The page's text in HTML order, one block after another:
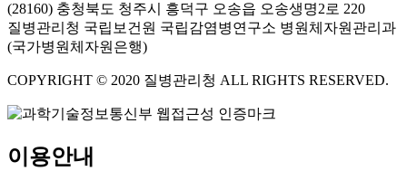
(28160) 충청북도 청주시 흥덕구 오송읍 오송생명2로 220
질병관리청 국립보건원 국립감염병연구소 병원체자원관리과
(국가병원체자원은행)
COPYRIGHT © 2020 질병관리청 ALL RIGHTS RESERVED.
이용안내